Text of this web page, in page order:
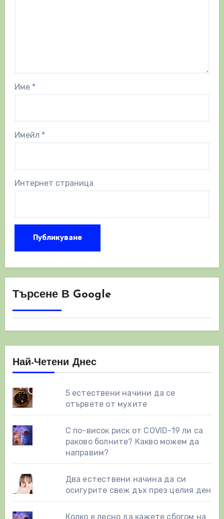
Име *
Имейл *
Интернет страница
Търсене В Google
Най-Четени Днес
5 естествени начини да се
отървете от мухите
С по-висок риск от COVID-19 ли са
раково болните? Какво можем да
направим?
Два естествени начинa да си
осигурите свеж дъх през целия ден
Колко е лесно да кажете сбогом на